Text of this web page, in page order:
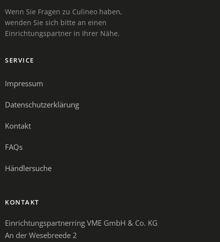
Wenn Sie Fragen zu Culineo haben,
wenden Sie sich bitte an einen
Einrichtungspartner in Ihrer Nähe.
SERVICE
Impressum
Datenschutzerklärung
Kontakt
FAQs
Händlersuche
KONTAKT
Einrichtungspartnerring VME GmbH & Co. KG
An der Wesebreede 2